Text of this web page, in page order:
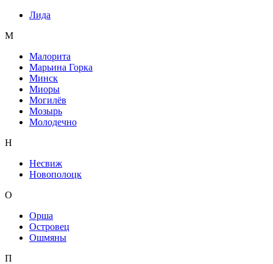
Лида
М
Малорита
Марьина Горка
Минск
Миоры
Могилёв
Мозырь
Молодечно
Н
Несвиж
Новополоцк
О
Орша
Островец
Ошмяны
П